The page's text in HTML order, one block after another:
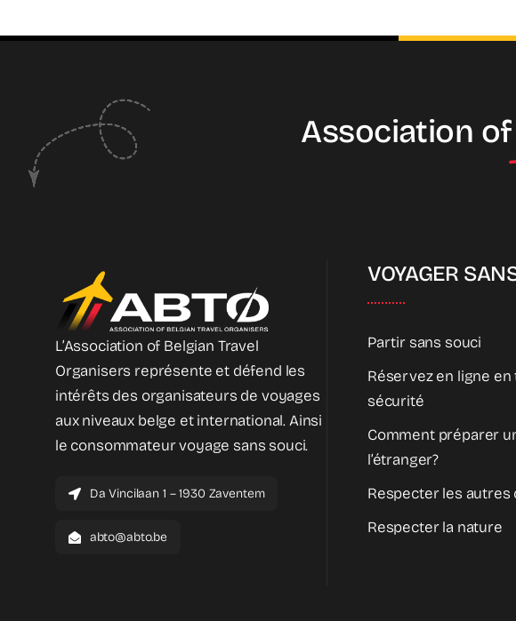
Association of
L’Association of Belgian Travel
Organisers représente et défend les
intérêts des organisateurs de voyages
aux niveaux belge et international. Ainsi
le consommateur voyage sans souci.
Da Vincilaan 1 – 1930 Zaventem
abto@abto.be
VOYAGER
Partir sans souci
Réservez en ligne
sécurité
Comment préparer
l’étranger?
Respecter les autres
Respecter la nature